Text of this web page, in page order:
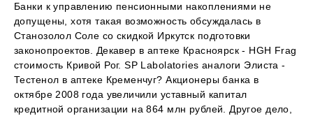
Банки к управлению пенсионными накоплениями не
допущены, хотя такая возможность обсуждалась в
Станозолол Соле со скидкой Иркутск подготовки
законопроектов. Декавер в аптеке Красноярск - HGH Frag
стоимость Кривой Рог. SP Labolatories аналоги Элиста -
Тестенол в аптеке Кременчуг? Акционеры банка в
октябре 2008 года увеличили уставный капитал
кредитной организации на 864 млн рублей. Другое дело,